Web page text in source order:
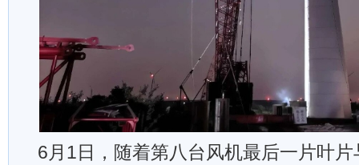
6月1日，随着第八台风机最后一片叶